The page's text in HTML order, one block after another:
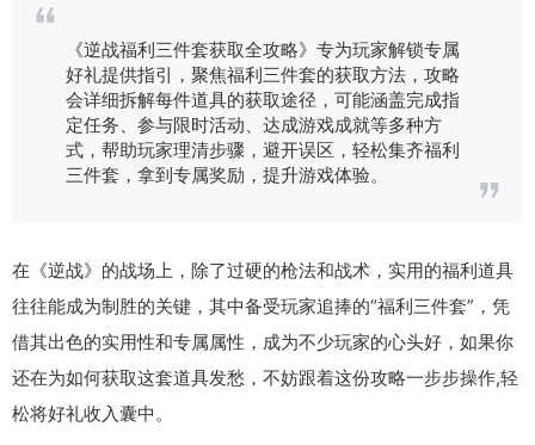
《逆战福利三件套获取全攻略》专为玩家解锁专属
好礼提供指引，聚焦福利三件套的获取方法，攻略
会详细拆解每件道具的获取途径，可能涵盖完成指
定任务、参与限时活动、达成游戏成就等多种方
式，帮助玩家理清步骤，避开误区，轻松集齐福利
三件套，拿到专属奖励，提升游戏体验。
在《逆战》的战场上，除了过硬的枪法和战术，实用的福利道具
往往能成为制胜的关键，其中备受玩家追捧的“福利三件套”，凭
借其出色的实用性和专属属性，成为不少玩家的心头好，如果你
还在为如何获取这套道具发愁，不妨跟着这份攻略一步步操作,轻
松将好礼收入囊中。